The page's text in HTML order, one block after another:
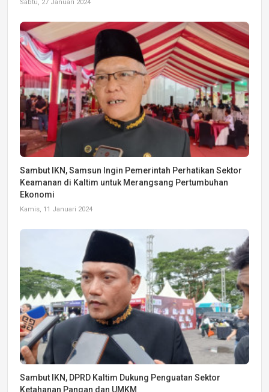
Sabtu, 27 Januari 2024
Sambut IKN, Samsun Ingin Pemerintah Perhatikan Sektor
Keamanan di Kaltim untuk Merangsang Pertumbuhan
Ekonomi
Kamis, 11 Januari 2024
Sambut IKN, DPRD Kaltim Dukung Penguatan Sektor
Ketahanan Pangan dan UMKM